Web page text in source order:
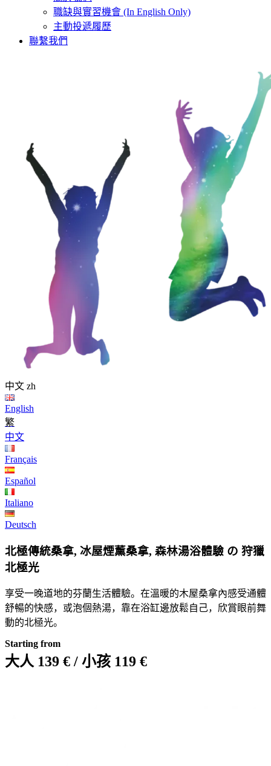
職缺與實習機會 (In English Only)
主動投遞履歷
聯繫我們
中文 zh
English
繁
中文
Français
Español
Italiano
Deutsch
北極傳統桑拿, 冰屋煙薰桑拿, 森林湯浴體驗 の 狩獵
北極光
享受一晚道地的芬蘭生活體驗。在溫暖的木屋桑拿內感受通體
舒暢的快感，或泡個熱湯，靠在浴缸邊放鬆自己，欣賞眼前舞
動的北極光。
Starting from
大人 139 € / 小孩 119 €